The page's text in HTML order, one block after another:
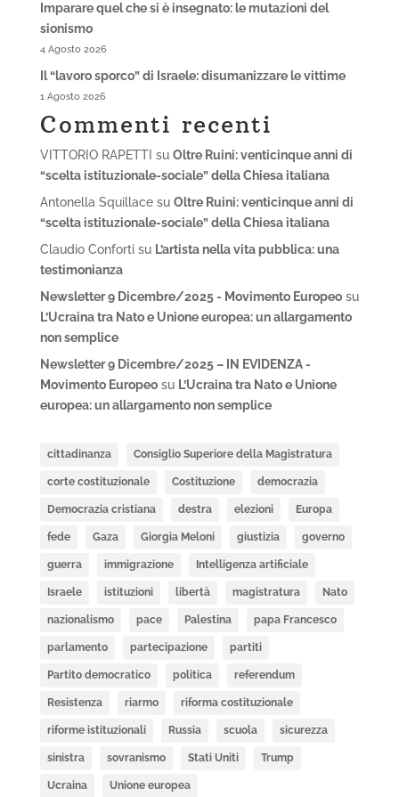
Imparare quel che si è insegnato: le mutazioni del
sionismo
4 Agosto 2026
Il “lavoro sporco” di Israele: disumanizzare le vittime
1 Agosto 2026
Commenti recenti
VITTORIO RAPETTI su Oltre Ruini: venticinque anni di
“scelta istituzionale-sociale” della Chiesa italiana
Antonella Squillacesu Oltre Ruini: venticinque anni di
“scelta istituzionale-sociale” della Chiesa italiana
Claudio Confortisu L’artista nella vita pubblica: una
testimonianza
Newsletter 9 Dicembre/2025 - Movimento Europeosu
L’Ucraina tra Nato e Unione europea: un allargamento
non semplice
Newsletter 9 Dicembre/2025 – IN EVIDENZA -
Movimento Europeosu L’Ucraina tra Nato e Unione
europea: un allargamento non semplice
cittadinanza Consiglio Superiore della Magistratura
corte costituzionale Costituzione democrazia
Democrazia cristiana destra elezioni Europa
fede Gaza Giorgia Meloni giustizia governo
guerra immigrazione Intelligenza artificiale
Israele istituzioni libertà magistratura Nato
nazionalismo pace Palestina papa Francesco
parlamento partecipazione partiti
Partito democratico politica referendum
Resistenza riarmo riforma costituzionale
riforme istituzionali Russia scuola sicurezza
sinistra sovranismo Stati Uniti Trump
Ucraina Unione europea